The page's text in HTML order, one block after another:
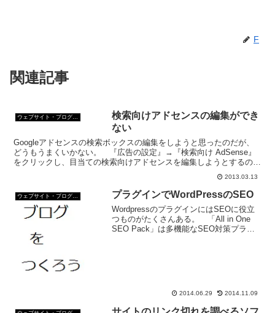
F
関連記事
検索向けアドセンスの編集ができ
ない
Googleアドセンスの検索ボックスの編集をしようと思ったのだが、
どうもうまくいかない。 『広告の設定』→『検索向け AdSense』
をクリックし、目当ての検索向けアドセンスを編集しようとするのだ
2013.03.13
ウェブサイト・ブログ作成 プラグインでWordPressのSEO
WordpressのプラグインにはSEOに役立
つものがたくさんある。 「All in One
SEO Pack」は多機能なSEO対策プラグ
2014.06.29 2014.11.09